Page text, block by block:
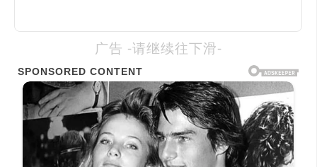
广告 -请继续往下滑-